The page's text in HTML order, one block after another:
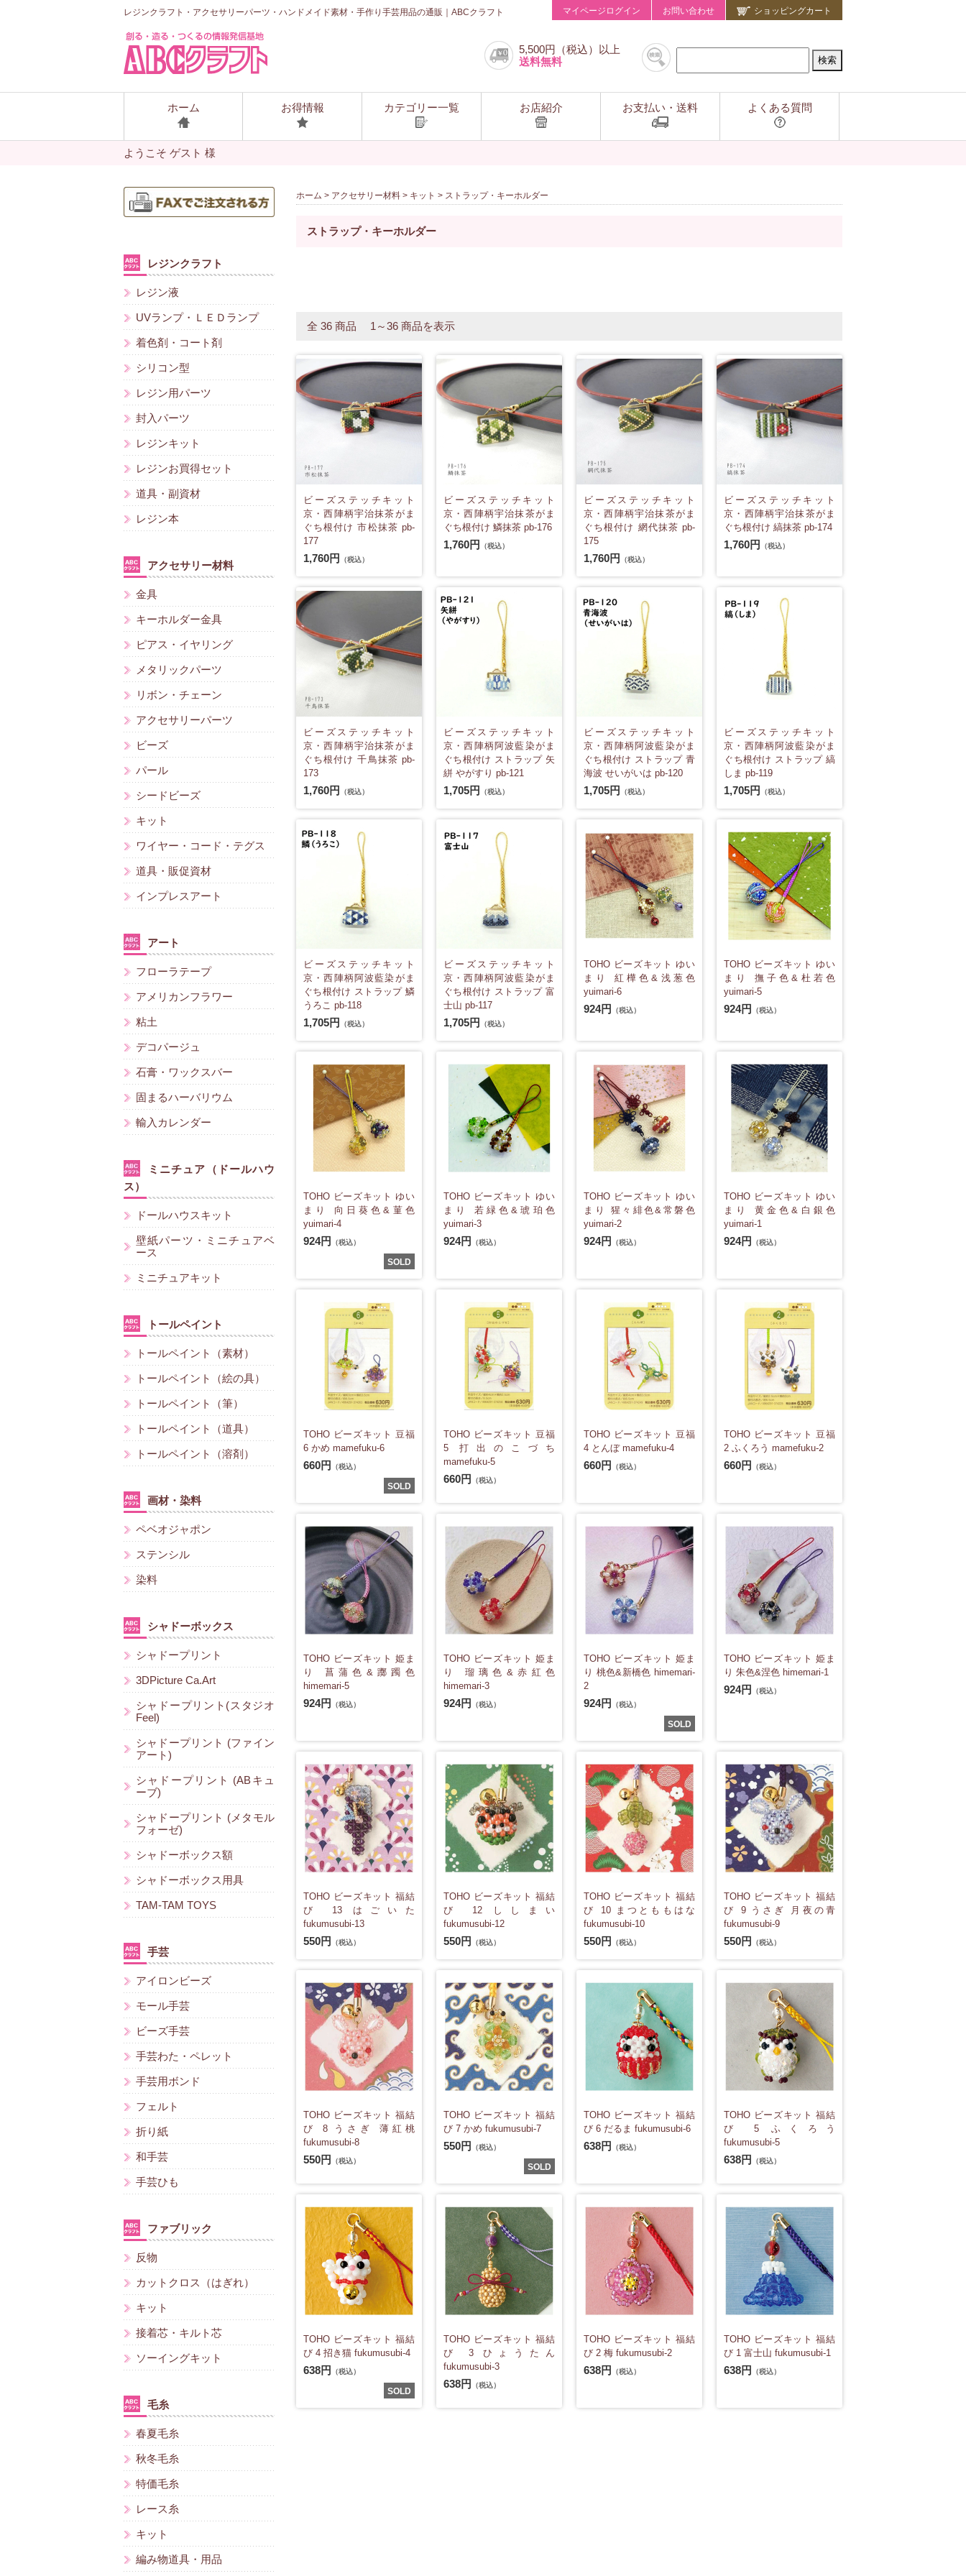
レジンクラフト・アクセサリーパーツ・ハンドメイド素材・手作り手芸用品の通販｜ABCクラフト マイページログイン お問い合わせ ショッピングカート
5,500円（税込）以上
送料無料
ホーム お得情報 カテゴリー一覧 お店紹介 お支払い・送料 よくある質問
ようこそ ゲスト 様
ホーム > アクセサリー材料 > キット > ストラップ・キーホルダー
ストラップ・キーホルダー
全 36 商品 1～36 商品を表示
ビーズステッチキット
京・西陣柄宇治抹茶がま
ぐち根付け 市松抹茶 pb-
177
1,760円 （税込）
ビーズステッチキット
京・西陣柄宇治抹茶がま
ぐち根付け 鱗抹茶 pb-176
1,760円 （税込）
ビーズステッチキット
京・西陣柄宇治抹茶がま
ぐち根付け 網代抹茶 pb-
175
1,760円 （税込）
ビーズステッチキット
京・西陣柄宇治抹茶がま
ぐち根付け 縞抹茶 pb-174
1,760円 （税込）
ビーズステッチキット
京・西陣柄宇治抹茶がま
ぐち根付け 千鳥抹茶 pb-
173
1,760円 （税込）
ビーズステッチキット
京・西陣柄阿波藍染がま
ぐち根付け ストラップ 矢
絣 やがすり pb-121
1,705円 （税込）
ビーズステッチキット
京・西陣柄阿波藍染がま
ぐち根付け ストラップ 青
海波 せいがいは pb-120
1,705円 （税込）
ビーズステッチキット
京・西陣柄阿波藍染がま
ぐち根付け ストラップ 縞
しま pb-119
1,705円 （税込）
ビーズステッチキット
京・西陣柄阿波藍染がま
ぐち根付け ストラップ 鱗
うろこ pb-118
1,705円 （税込）
ビーズステッチキット
京・西陣柄阿波藍染がま
ぐち根付け ストラップ 富
士山 pb-117
1,705円 （税込）
TOHO ビーズキット ゆい
まり 紅樺色&浅葱色
yuimari-6
924円 （税込）
TOHO ビーズキット ゆい
まり 撫子色&杜若色
yuimari-5
924円 （税込）
TOHO ビーズキット ゆい
まり 向日葵色&菫色
yuimari-4
924円 （税込）
SOLD
TOHO ビーズキット ゆい
まり 若緑色&琥珀色
yuimari-3
924円 （税込）
TOHO ビーズキット ゆい
まり 猩々緋色&常磐色
yuimari-2
924円 （税込）
TOHO ビーズキット ゆい
まり 黄金色&白銀色
yuimari-1
924円 （税込）
TOHO ビーズキット 豆福
6 かめ mamefuku-6
660円 （税込）
SOLD
TOHO ビーズキット 豆福
5 打出のこづち
mamefuku-5
660円 （税込）
TOHO ビーズキット 豆福
4 とんぼ mamefuku-4
660円 （税込）
TOHO ビーズキット 豆福
2 ふくろう mamefuku-2
660円 （税込）
TOHO ビーズキット 姫ま
り 菖蒲色&躑躅色
himemari-5
924円 （税込）
TOHO ビーズキット 姫ま
り 瑠璃色&赤紅色
himemari-3
924円 （税込）
TOHO ビーズキット 姫ま
り 桃色&新橋色 himemari-
2
924円 （税込）
SOLD
TOHO ビーズキット 姫ま
り 朱色&涅色 himemari-1
924円 （税込）
TOHO ビーズキット 福結
び 13 はごいた
fukumusubi-13
550円 （税込）
TOHO ビーズキット 福結
び 12 ししまい
fukumusubi-12
550円 （税込）
TOHO ビーズキット 福結
び 10 まつとももはな
fukumusubi-10
550円 （税込）
TOHO ビーズキット 福結
び 9 うさぎ 月夜の青
fukumusubi-9
550円 （税込）
TOHO ビーズキット 福結
び 8 うさぎ 薄紅桃
fukumusubi-8
550円 （税込）
TOHO ビーズキット 福結
び 7 かめ fukumusubi-7
550円 （税込）
SOLD
TOHO ビーズキット 福結
び 6 だるま fukumusubi-6
638円 （税込）
TOHO ビーズキット 福結
び 5 ふくろう
fukumusubi-5
638円 （税込）
TOHO ビーズキット 福結
び 4 招き猫 fukumusubi-4
638円 （税込）
SOLD
TOHO ビーズキット 福結
び 3 ひょうたん
fukumusubi-3
638円 （税込）
TOHO ビーズキット 福結
び 2 梅 fukumusubi-2
638円 （税込）
TOHO ビーズキット 福結
び 1 富士山 fukumusubi-1
638円 （税込）
レジンクラフト
レジン液
UVランプ・ＬＥＤランプ
着色剤・コート剤
シリコン型
レジン用パーツ
封入パーツ
レジンキット
レジンお買得セット
道具・副資材
レジン本
アクセサリー材料
金具
キーホルダー金具
ピアス・イヤリング
メタリックパーツ
リボン・チェーン
アクセサリーパーツ
ビーズ
パール
シードビーズ
キット
ワイヤー・コード・テグス
道具・販促資材
インプレスアート
アート
フローラテープ
アメリカンフラワー
粘土
デコパージュ
石膏・ワックスバー
固まるハーバリウム
輸入カレンダー
ミニチュア（ドールハウ
ス）
ドールハウスキット
壁紙パーツ・ミニチュアベ
ース
ミニチュアキット
トールペイント
トールペイント（素材）
トールペイント（絵の具）
トールペイント（筆）
トールペイント（道具）
トールペイント（溶剤）
画材・染料
ペベオジャポン
ステンシル
染料
シャドーボックス
シャドープリント
3DPicture Ca.Art
シャドープリント(スタジオ
Feel)
シャドープリント (ファイン
アート)
シャドープリント (ABキュ
ーブ)
シャドープリント (メタモル
フォーゼ)
シャドーボックス額
シャドーボックス用具
TAM-TAM TOYS
手芸
アイロンビーズ
モール手芸
ビーズ手芸
手芸わた・ペレット
手芸用ボンド
フェルト
折り紙
和手芸
手芸ひも
ファブリック
反物
カットクロス（はぎれ）
キット
接着芯・キルト芯
ソーイングキット
毛糸
春夏毛糸
秋冬毛糸
特価毛糸
レース糸
キット
編み物道具・用品